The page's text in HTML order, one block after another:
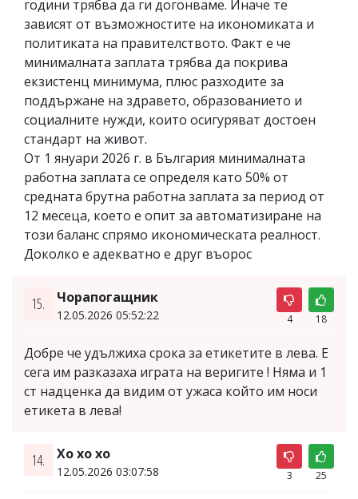
години трябва да ги догонваме. Иначе те
зависят от възможностите на икономиката и
политиката на правителството. Факт е че
минималната заплата трябва да покрива
екзистенц минимума, плюс разходите за
поддържане на здравето, образованието и
социалните нужди, които осигуряват достоен
стандарт на живот.
От 1 януари 2026 г. в България минималната
работна заплата се определя като 50% от
средната брутна работна заплата за период от
12 месеца, което е опит за автоматизиране на
този баланс спрямо икономическата реалност.
Доколко е адекватно е друг въорос
15. Чорапогащник
12.05.2026 05:52:22 4 18
Добре че удължиха срока за етикетите в лева. Е
сега им разказаха играта на веригите ! Няма и 1
ст надценка да видим от ужаса който им носи
етикета в лева!
14. Хо хо хо
12.05.2026 03:07:58 3 25